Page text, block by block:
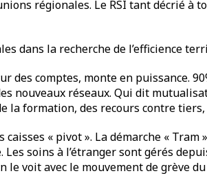
régionales. Le RSI tant décrié à
dans la recherche de l’efficience
comptes, monte en puissance.
nouveaux réseaux. Qui dit
la formation, des recours contre tiers,
« pivot ». La démarche « Tram
soins à l’étranger sont gérés
voit avec le mouvement de grève